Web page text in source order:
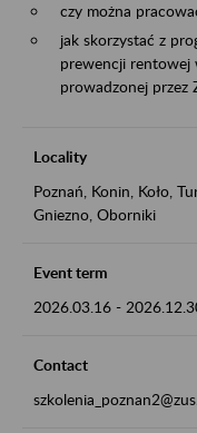
czy można
jak skorzystać z
prewencji rentowej
prowadzonej przez
Locality
Poznań, Konin, Koło,
Gniezno, Oborniki
Event term
2026.03.16 -
Contact